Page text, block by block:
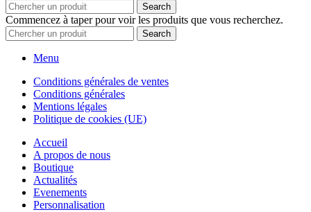
Search
Commencez à taper pour voir les produits que vous recherchez.
Search
Menu
Conditions générales de ventes
Conditions générales
Mentions légales
Politique de cookies (UE)
Accueil
A propos de nous
Boutique
Actualités
Evenements
Personnalisation